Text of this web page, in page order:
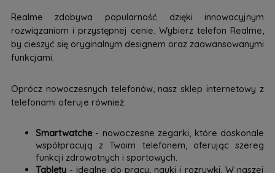
Realme zdobywa popularność dzięki innowacyjnym
rozwiązaniom i przystępnej cenie. Wybierz telefon Realme,
by cieszyć się oryginalnym designem oraz zaawansowanymi
funkcjami.
Oprócz nowoczesnych telefonów, nasz sklep internetowy z
telefonami oferuje również:
Smartwatche- nowoczesne zegarki, które doskonale
współpracują z Twoim telefonem, oferując szereg
funkcji zdrowotnych i sportowych.
Tablety- idealne do pracy, nauki i rozrywki. W naszej